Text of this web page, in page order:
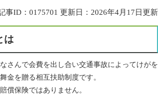
事ID：0175701 更新日：2026年4月17日更新
は
さんで会費を出し合い交通事故によってけがを
金を贈る相互扶助制度です。
償保険ではありません。